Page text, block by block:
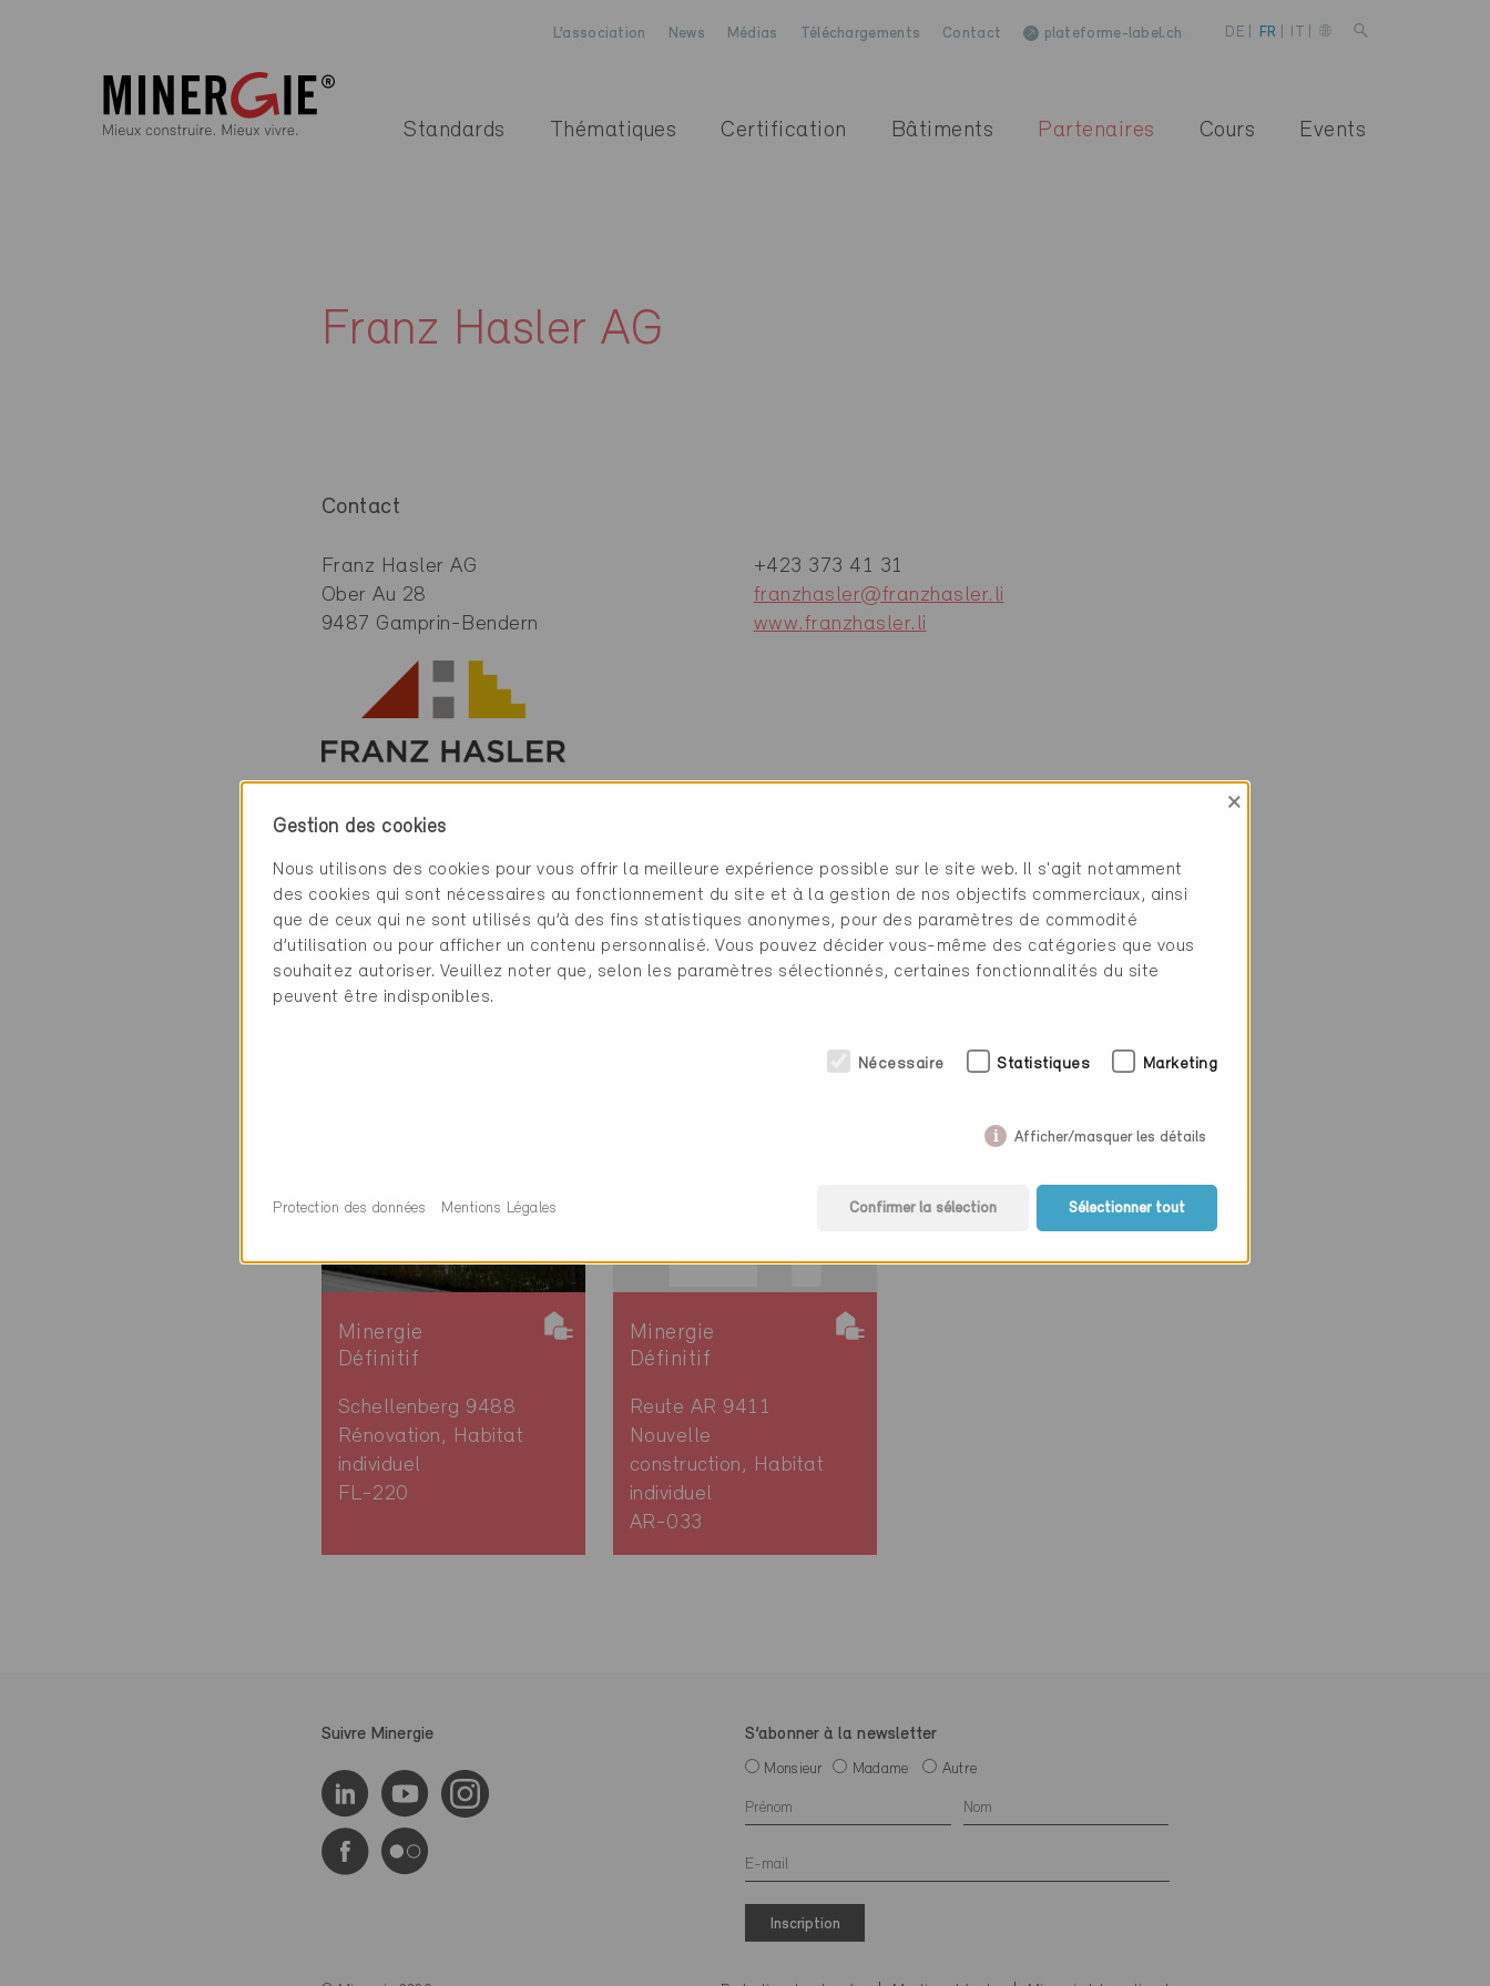
L’association News Médias Téléchargements Contact plateforme-label.ch DE FR
Standards Thématiques Certification Bâtiments Partenaires Cours Events
Franz Hasler AG
Contact
Franz Hasler AG
Ober Au 28
9487 Gamprin-Bendern
+423 373 41 31
franzhasler@franzhasler.li
www.franzhasler.li
Catégorie
Exécution
Enveloppe du bâtiment, façades, toiture
Minergie
Définitif
Schellenberg 9488
Rénovation, Habitat
individuel
FL-220
Minergie
Définitif
Reute AR 9411
Nouvelle
construction, Habitat
individuel
AR-033
Suivre Minergie S’abonner à la newsletter
Monsieur Madame Autre
Inscription
Gestion des cookies
×
Nous utilisons des cookies pour vous offrir la meilleure expérience possible sur le site web. Il s'agit notamment
des cookies qui sont nécessaires au fonctionnement du site et à la gestion de nos objectifs commerciaux, ainsi
que de ceux qui ne sont utilisés qu’à des fins statistiques anonymes, pour des paramètres de commodité
d’utilisation ou pour afficher un contenu personnalisé. Vous pouvez décider vous-même des catégories que vous
souhaitez autoriser. Veuillez noter que, selon les paramètres sélectionnés, certaines fonctionnalités du site
peuvent être indisponibles.
Nécessaire Statistiques Marketing
Afficher/masquer les détails
Confirmer la sélection Sélectionner tout
Protection des données Mentions Légales